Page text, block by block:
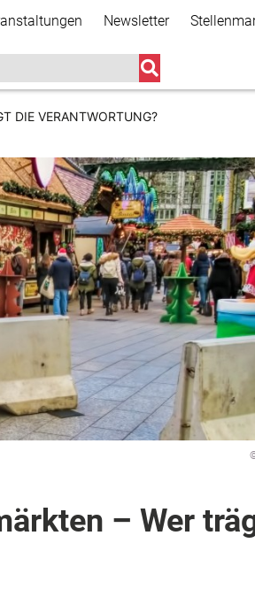
zum
Inhalt
Newsletter
DIE VERANTWORTUNG?
– Wer